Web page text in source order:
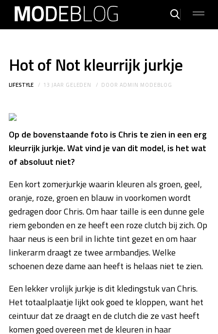
Hot of Not kleurrijk jurkje
LIFESTYLE 13 JAAR GELEDEN DOORADMIN MODEBLOG
Op de bovenstaande foto is Chris te zien in een erg
kleurrijk jurkje. Wat vind je van dit model, is het wat
of absoluut niet?
Een kort zomerjurkje waarin kleuren als groen, geel,
oranje, roze, groen en blauw in voorkomen wordt
gedragen door Chris. Om haar taille is een dunne gele
riem gebonden en ze heeft een roze clutch bij zich. Op
haar neus is een bril in lichte tint gezet en om haar
linkerarm draagt ze twee armbandjes. Welke
schoenen deze dame aan heeft is helaas niet te zien.
Een lekker vrolijk jurkje is dit kledingstuk van Chris.
Het totaalplaatje lijkt ook goed te kloppen, want het
ceintuur dat ze draagt en de clutch die ze vast heeft
komen goed overeen met de kleuren in haar